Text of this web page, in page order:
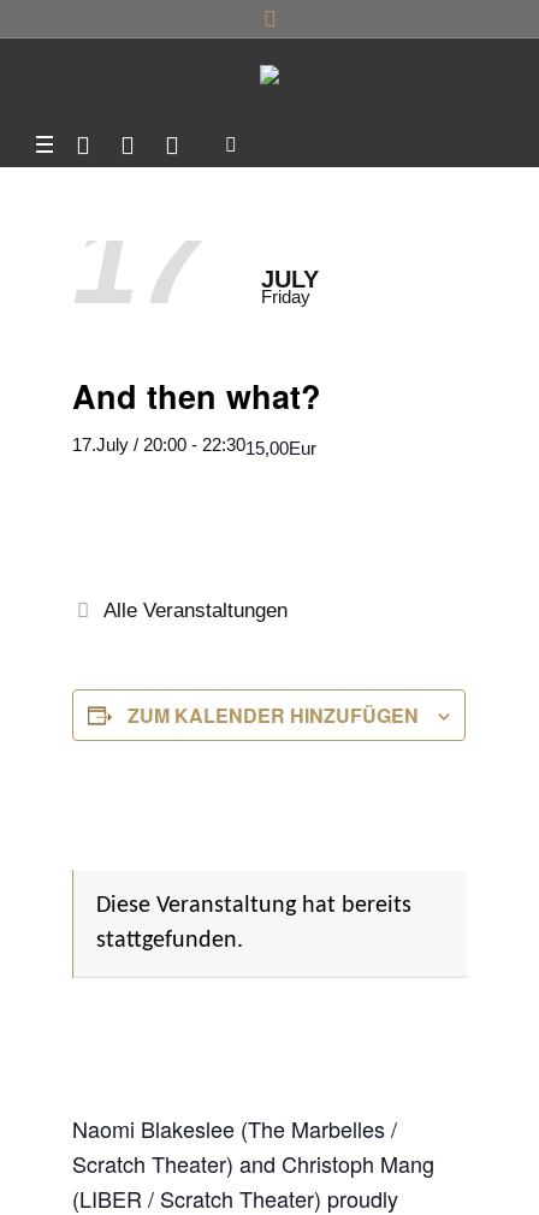
17 JULY
Friday
And then what?
17.July / 20:00 - 22:3015,00Eur
Alle Veranstaltungen
ZUM KALENDER HINZUFÜGEN
Diese Veranstaltung hat bereits
stattgefunden.
Naomi Blakeslee (The Marbelles /
Scratch Theater) and Christoph Mang
(LIBER / Scratch Theater) proudly